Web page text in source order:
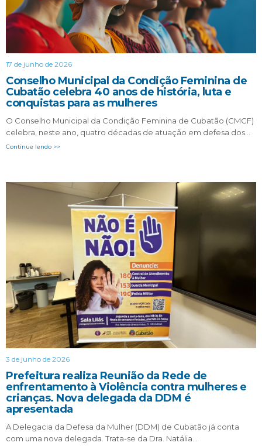
17 de junho de 2026
Conselho Municipal da Condição Feminina de
Cubatão celebra 40 anos de história, luta e
conquistas para as mulheres
O Conselho Municipal da Condição Feminina de Cubatão (CMCF)
celebra, neste ano, quatro décadas de atuação em defesa dos…
Continue lendo >>
3 de junho de 2026
Prefeitura realiza Reunião da Rede de
enfrentamento à Violência contra mulheres e
crianças. Nova delegada da DDM é
apresentada
A Delegacia da Defesa da Mulher (DDM) de Cubatão já conta
com uma nova delegada. Trata-se da Dra. Natália…